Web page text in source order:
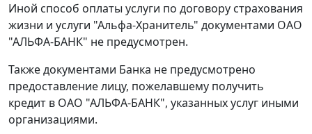
Иной способ оплаты услуги по договору страхования
жизни и услуги "Альфа-Хранитель" документами ОАО
"АЛЬФА-БАНК" не предусмотрен.
Также документами Банка не предусмотрено
предоставление лицу, пожелавшему получить
кредит в ОАО "АЛЬФА-БАНК", указанных услуг иными
организациями.